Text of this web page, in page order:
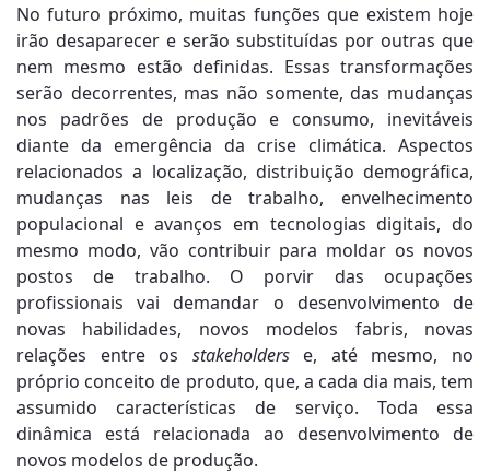
No futuro próximo, muitas funções que existem hoje
irão desaparecer e serão substituídas por outras que
nem mesmo estão definidas. Essas transformações
serão decorrentes, mas não somente, das mudanças
nos padrões de produção e consumo, inevitáveis
diante da emergência da crise climática. Aspectos
relacionados a localização, distribuição demográfica,
mudanças nas leis de trabalho, envelhecimento
populacional e avanços em tecnologias digitais, do
mesmo modo, vão contribuir para moldar os novos
postos de trabalho. O porvir das ocupações
profissionais vai demandar o desenvolvimento de
novas habilidades, novos modelos fabris, novas
relações entre os stakeholderse, até mesmo, no
próprio conceito de produto, que, a cada dia mais, tem
assumido características de serviço. Toda essa
dinâmica está relacionada ao desenvolvimento de
novos modelos de produção.